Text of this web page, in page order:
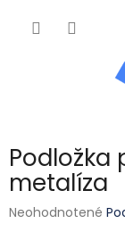
Podložka
metalíza
Priemerné
Neohodnotené